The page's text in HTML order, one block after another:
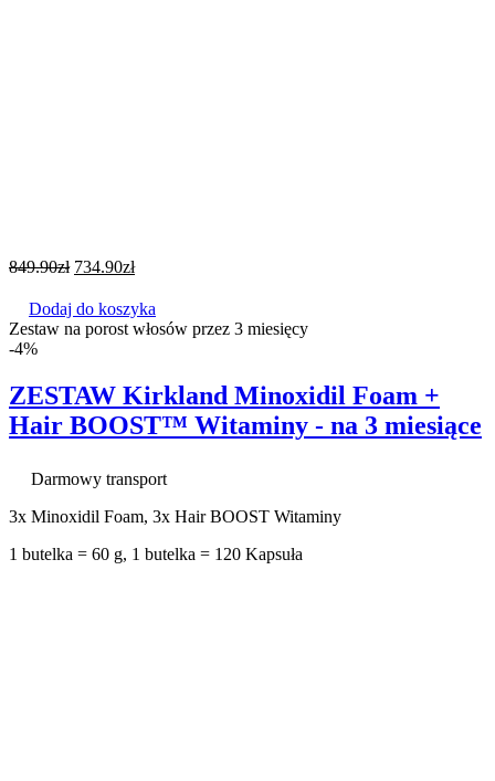
849.90zł 734.90zł
Dodaj do koszyka
Zestaw na porost włosów przez 3 miesięcy
-4%
ZESTAW Kirkland Minoxidil Foam +
Hair BOOST™ Witaminy - na 3 miesiące
Darmowy transport
3x Minoxidil Foam, 3x Hair BOOST Witaminy
1 butelka = 60 g, 1 butelka = 120 Kapsuła